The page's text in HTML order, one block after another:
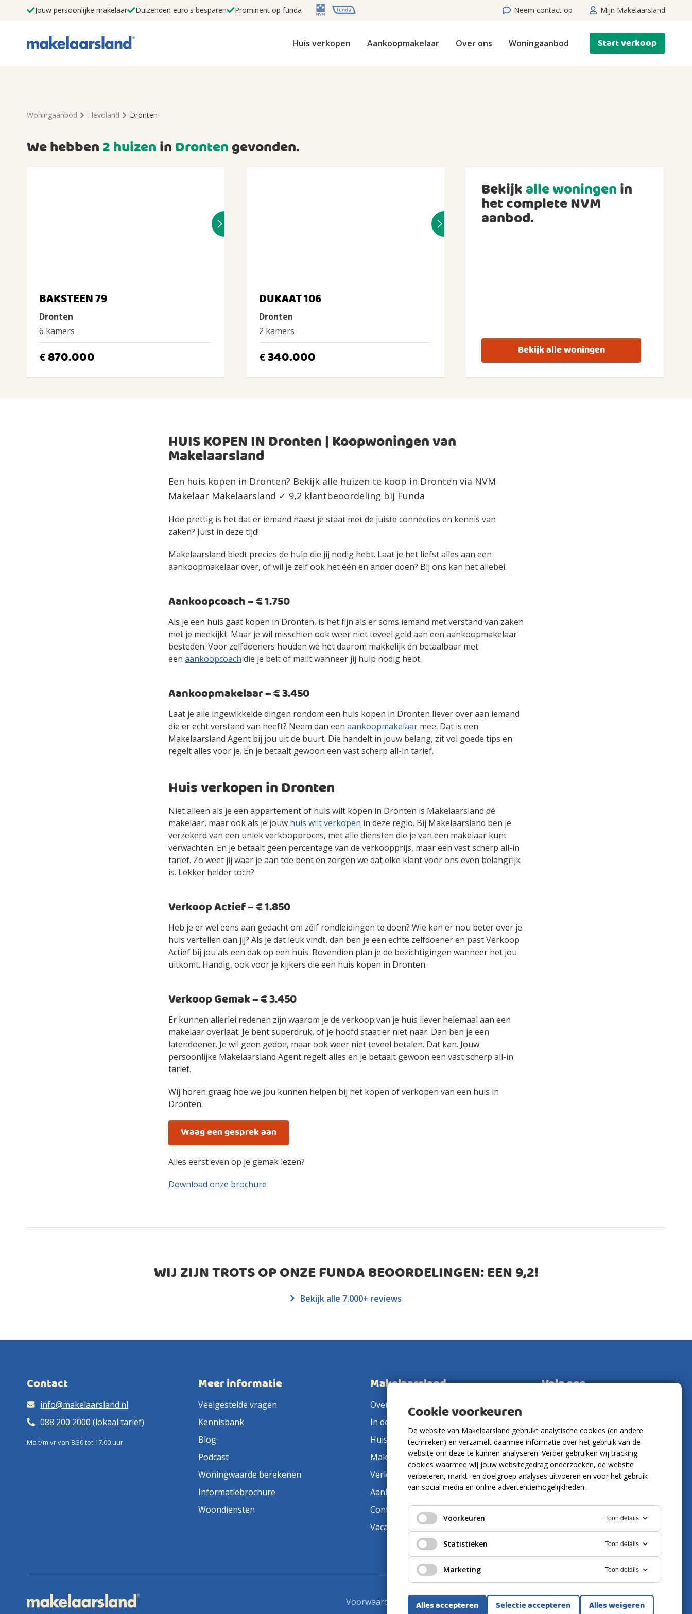
Jouw persoonlijke makelaar Duizenden euro's besparen Prominent op funda Neem contact op Mijn Makelaarsland
Huis verkopen Aankoopmakelaar Over ons Woningaanbod Start verkoop
Woningaanbod Flevoland Dronten
We hebben2 huizeninDrontengevonden.
BAKSTEEN 79
Dronten
6 kamers
€ 870.000
DUKAAT 106
Dronten
2 kamers
€340.000
Bekijkalle woningenin
het complete NVM
aanbod.
Bekijk alle woningen
HUIS KOPEN IN Dronten | Koopwoningen van
Makelaarsland
Een huis kopen in Dronten? Bekijk alle huizen te koop in Dronten via NVM
Makelaar Makelaarsland ✓ 9,2 klantbeoordeling bij Funda
Hoe prettig is het dat er iemand naast je staat met de juiste connecties en kennis van
zaken? Juist in deze tijd!
Makelaarsland biedt precies de hulp die jij nodig hebt. Laat je het liefst alles aan een
aankoopmakelaar over, of wil je zelf ook het één en ander doen? Bij ons kan het allebei.
Aankoopcoach – € 1.750
Als je een huis gaat kopen in Dronten, is het fijn als er soms iemand met verstand van zaken
met je meekijkt. Maar je wil misschien ook weer niet teveel geld aan een aankoopmakelaar
besteden. Voor zelfdoeners houden we het daarom makkelijk én betaalbaar met
een aankoopcoach die je belt of mailt wanneer jij hulp nodig hebt.
Aankoopmakelaar – € 3.450
Laat je alle ingewikkelde dingen rondom een huis kopen in Dronten liever over aan iemand
die er echt verstand van heeft? Neem dan een aankoopmakelaar mee. Dat is een
Makelaarsland Agent bij jou uit de buurt. Die handelt in jouw belang, zit vol goede tips en
regelt alles voor je. En je betaalt gewoon een vast scherp all-in tarief.
Huis verkopen in Dronten
Niet alleen als je een appartement of huis wilt kopen in Dronten is Makelaarsland dé
makelaar, maar ook als je jouw huis wilt verkopen in deze regio. Bij Makelaarsland ben je
verzekerd van een uniek verkoopproces, met alle diensten die je van een makelaar kunt
verwachten. En je betaalt geen percentage van de verkoopprijs, maar een vast scherp all-in
tarief. Zo weet jij waar je aan toe bent en zorgen we dat elke klant voor ons even belangrijk
is. Lekker helder toch?
Verkoop Actief – € 1.850
Heb je er wel eens aan gedacht om zélf rondleidingen te doen? Wie kan er nou beter over je
huis vertellen dan jij? Als je dat leuk vindt, dan ben je een echte zelfdoener en past Verkoop
Actief bij jou als een dak op een huis. Bovendien plan je de bezichtigingen wanneer het jou
uitkomt. Handig, ook voor je kijkers die een huis kopen in Dronten.
Verkoop Gemak – € 3.450
Er kunnen allerlei redenen zijn waarom je de verkoop van je huis liever helemaal aan een
makelaar overlaat. Je bent superdruk, of je hoofd staat er niet naar. Dan ben je een
latendoener. Je wil geen gedoe, maar ook weer niet teveel betalen. Dat kan. Jouw
persoonlijke Makelaarsland Agent regelt alles en je betaalt gewoon een vast scherp all-in
tarief.
Wij horen graag hoe we jou kunnen helpen bij het kopen of verkopen van een huis in
Dronten.
Vraag een gesprek aan
Alles eerst even op je gemak lezen?
Download onze brochure
WIJ ZIJN TROTS OP ONZE FUNDA BEOORDELINGEN: EEN9,2!
Bekijk alle 7.000+ reviews
Contact
info@makelaarsland.nl
088 200 2000 (lokaal tarief)
Ma t/m vr van 8.30 tot 17.00 uur
Meer informatie
Veelgestelde vragen
Kennisbank
Blog
Podcast
Woningwaarde berekenen
Informatiebrochure
Woondiensten
Makelaarsland
Over ons
In de pers
Huis verkopen
Makelaar in de buurt
Verkoopmakelaar
Aankoopmakelaar
Contact
Vacatures
Volg ons
Voorwaarden Privacyverklaring Cookies
Cookie voorkeuren
De website van Makelaarsland gebruikt analytische cookies (en andere
technieken) en verzamelt daarmee informatie over het gebruik van de
website om deze te kunnen analyseren. Verder gebruiken wij tracking
cookies waarmee wij jouw websitegedrag onderzoeken, de website
verbeteren, markt- en doelgroep analyses uitvoeren en voor het gebruik
van social media en online advertentiemogelijkheden.
Voorkeuren Toon details
Statistieken Toon details
Marketing Toon details
Alles accepteren Selectie accepteren Alles weigeren